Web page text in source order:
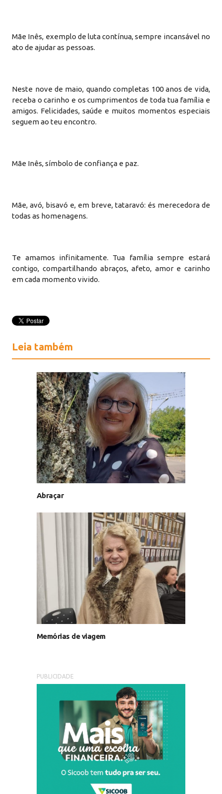
Mãe Inês, exemplo de luta contínua, sempre incansável no
ato de ajudar as pessoas.
Neste nove de maio, quando completas 100 anos de vida,
receba o carinho e os cumprimentos de toda tua família e
amigos. Felicidades, saúde e muitos momentos especiais
seguem ao teu encontro.
Mãe Inês, símbolo de confiança e paz.
Mãe, avó, bisavó e, em breve, tataravó: és merecedora de
todas as homenagens.
Te amamos infinitamente. Tua família sempre estará
contigo, compartilhando abraços, afeto, amor e carinho
em cada momento vivido.
Leia também
Abraçar
Memórias de viagem
PUBLICIDADE